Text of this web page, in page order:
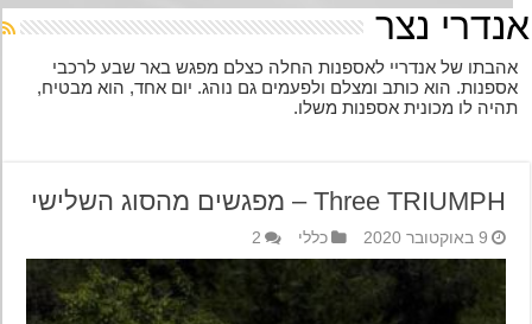
נצר
של אנדריי לאספנות החלה כצלם מפגש באר שבע לרכבי
הוא כותב ומצלם ולפעמים גם נוהג. יום אחד, הוא מבטיח,
לו מכונית אספנות משלו.
Three TRIUMPH – מפגשים מהסוג השלישי
9 באוקטובר 2020 כללי 2